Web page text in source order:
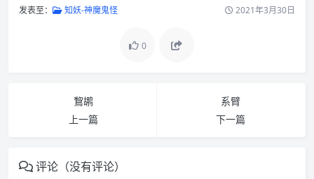
发表至： 知妖-神魔鬼怪 2021年3月30日
0
鵹鹕
上一篇
系臂
下一篇
评论（没有评论）